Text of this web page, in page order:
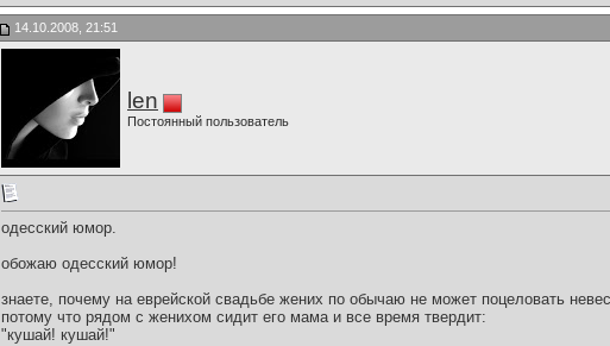
14.10.2008, 21:51
len
Постоянный пользователь
одесский юмор.
обожаю одесский юмор!
знаете, почему на еврейской свадьбе жених по обычаю не может поцеловать
потому что рядом с женихом сидит его мама и все время твердит:
"кушай! кушай!"